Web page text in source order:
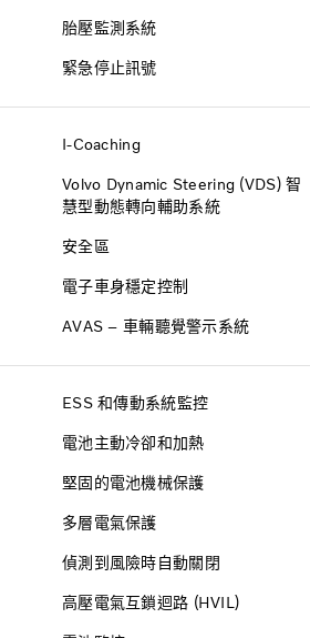
胎壓監測系統
緊急停止訊號
I-Coaching
Volvo Dynamic Steering (VDS) 智
慧型動態轉向輔助系統
安全區
電子車身穩定控制
AVAS – 車輛聽覺警示系統
ESS 和傳動系統監控
電池主動冷卻和加熱
堅固的電池機械保護
多層電氣保護
偵測到風險時自動關閉
高壓電氣互鎖迴路 (HVIL)